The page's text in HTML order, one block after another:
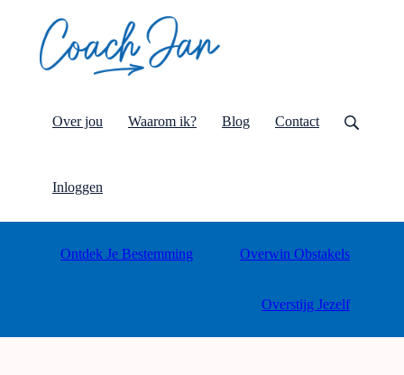
Over jou Waarom ik? Blog Contact
Inloggen
Ontdek Je Bestemming Overwin Obstakels
Overstijg Jezelf